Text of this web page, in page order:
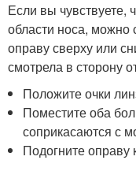
Если вы чувствуете,
области носа, можно
оправу сверху или
смотрела в сторону
Положите очки
Поместите оба
соприкасаются с
Подогните оправу